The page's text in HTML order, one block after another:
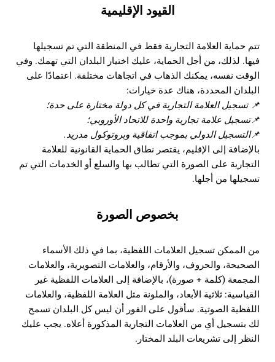
القيود الإقليمية
تتم حماية العلامة التجارية فقط في المنطقة التي تم تسجيلها
فيها. لذلك، من أجل الحماية، عليك اختيار البلدان التي تهمك. وفي
الوقت نفسه، يمكنك الذهاب في اتجاهات مختلفة. اعتمادًا على
البلدان المحددة، هناك عدة خيارات:
📌 تسجيل العلامة التجارية في كل دولة مختارة على حدة؛
📌تسجيل علامة تجارية واحدة للاتحاد الأوروبي؛
📌التسجيل الدولي بموجب اتفاقية وبروتوكول مدريد.
بالإضافة إلى الإقليم، يقتصر نطاق الحماية القانونية للعلامة
التجارية على الصورة التي تطالب بها والسلع أو الخدمات التي تم
تسجيلها من أجلها.
بخصوص الصورة
من الممكن تسجيل العلامات اللفظية، بما في ذلك الأسماء
الصحيحة، والحروف، والأرقام، والعلامات التصويرية، والعلامات
المجمعة (كلمة + صورة)، بالإضافة إلى العلامات اللفظية غير
القياسية: ثلاثية الأبعاد، والملونة مثل العلامة اللفظية، والعلامات
اللفظية الصوتية. سأقول على الفور أن ليس كل البلدان تسمح
لك بتسجيل أي من العلامات التجارية المذكورة أعلاه. يجب عليك
النظر إلى تشريعات البلد المختار.